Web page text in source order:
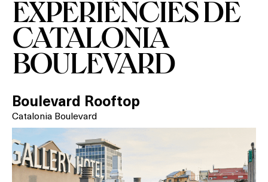
HOTELS
TERRASSES
BARS
SPAS
RESTAURANTS
SALES
EXPERIÈNCIES DE
CATALONIA
BOULEVARD
Boulevard Rooftop
Catalonia Boulevard